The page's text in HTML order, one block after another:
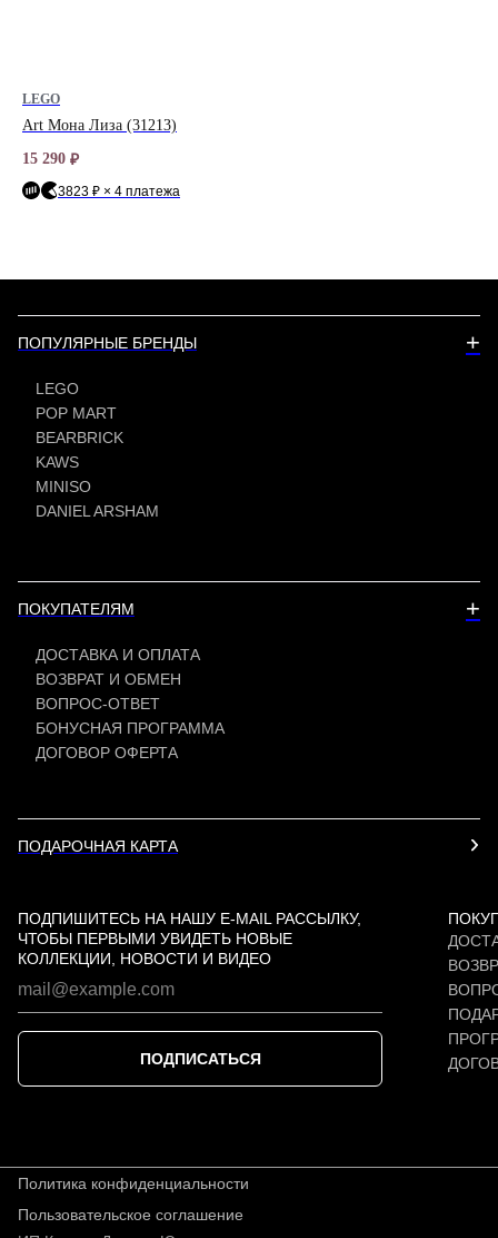
Art Мона Лиза (31213)
LEGO
15 290 ₽
3823 ₽ × 4 платежа
ПОПУЛЯРНЫЕ БРЕНДЫ +
LEGO
POP MART
BEARBRICK
KAWS
MINISO
DANIEL ARSHAM
ПОКУПАТЕЛЯМ +
ДОСТАВКА И ОПЛАТА
ВОЗВРАТ И ОБМЕН
ВОПРОС-ОТВЕТ
БОНУСНАЯ ПРОГРАММА
ДОГОВОР ОФЕРТА
ПОДАРОЧНАЯ КАРТА
ПОДПИШИТЕСЬ НА НАШУ E-MAIL РАССЫЛКУ,
ЧТОБЫ ПЕРВЫМИ УВИДЕТЬ НОВЫЕ
КОЛЛЕКЦИИ, НОВОСТИ И ВИДЕО
ПОДПИСАТЬСЯ
Политика конфиденциальности
Пользовательское соглашение